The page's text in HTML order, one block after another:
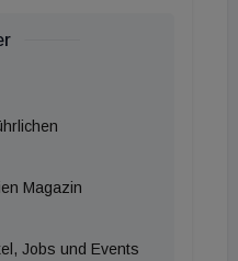
Magazin
Jobs und Events